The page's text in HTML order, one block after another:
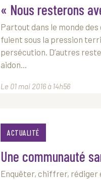
« Nous resterons
Partout dans le monde
fuient sous la pression
persécution. D’autres
aidon...
Le 01 mai 2016 à 14h56
ACTUALITÉ
Une communauté
Enquêter, chiffrer,